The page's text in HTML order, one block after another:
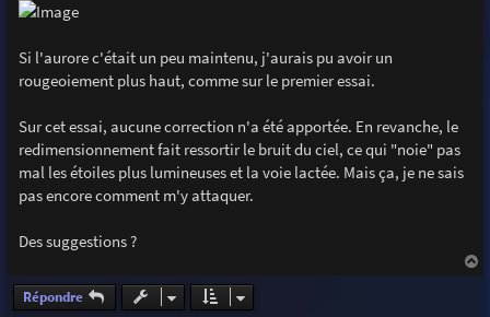
Si l'aurore c'était un peu maintenu, j'aurais pu avoir un
rougeoiement plus haut, comme sur le premier essai.
Sur cet essai, aucune correction n'a été apportée. En revanche, le
redimensionnement fait ressortir le bruit du ciel, ce qui "noie" pas
mal les étoiles plus lumineuses et la voie lactée. Mais ça, je ne sais
pas encore comment m'y attaquer.
Des suggestions ?
a
Répondre